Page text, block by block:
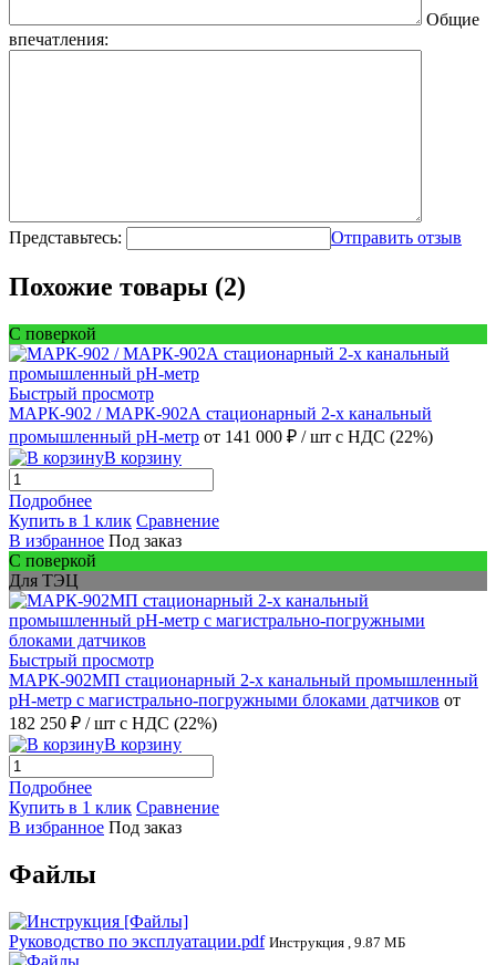
Общие
впечатления:
Представьтесь: Отправить отзыв
Похожие товары (2)
С поверкой
Быстрый просмотр
МАРК-902 / МАРК-902А стационарный 2-х канальный
промышленный pH-метр от 141 000 ₽ / шт с НДС (22%)
В корзину
Подробнее
Купить в 1 клик Сравнение
В избранное Под заказ
С поверкой
Для ТЭЦ
Быстрый просмотр
МАРК-902МП стационарный 2-х канальный промышленный
pH-метр с магистрально-погружными блоками датчиков от
182 250 ₽ / шт с НДС (22%)
В корзину
Подробнее
Купить в 1 клик Сравнение
В избранное Под заказ
Файлы
Руководство по эксплуатации.pdf Инструкция , 9.87 МБ